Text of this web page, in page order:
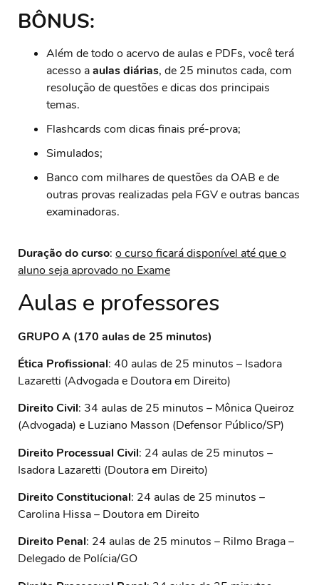
BÔNUS:
Além de todo o acervo de aulas e PDFs, você terá
acesso aaulas diárias, de 25 minutos cada, com
resolução de questões e dicas dos principais
temas.
Flashcards com dicas finais pré-prova;
Simulados;
Banco com milhares de questões da OAB e de
outras provas realizadas pela FGV e outras bancas
examinadoras.
Duração do curso: o curso ficará disponível até que o
aluno seja aprovado no Exame
Aulas e professores
GRUPO A (170 aulas de 25 minutos)
Ética Profissional: 40 aulas de 25 minutos – Isadora
Lazaretti (Advogada e Doutora em Direito)
Direito Civil: 34 aulas de 25 minutos – Mônica Queiroz
(Advogada) e Luziano Masson (Defensor Público/SP)
Direito Processual Civil: 24 aulas de 25 minutos –
Isadora Lazaretti (Doutora em Direito)
Direito Constitucional: 24 aulas de 25 minutos –
Carolina Hissa – Doutora em Direito
Direito Penal: 24 aulas de 25 minutos – Rilmo Braga –
Delegado de Polícia/GO